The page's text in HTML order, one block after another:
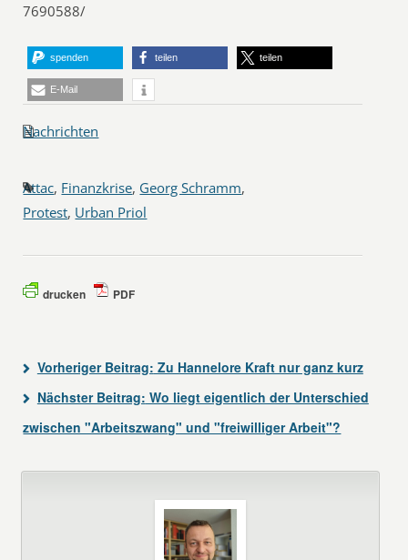
7690588/
spenden teilen teilen
E-Mail
Nachrichten
Attac, Finanzkrise, Georg Schramm,
Protest, Urban Priol
drucken PDF
Vorheriger Beitrag: Zu Hannelore Kraft nur ganz kurz
Nächster Beitrag: Wo liegt eigentlich der Unterschied
zwischen "Arbeitszwang" und "freiwilliger Arbeit"?